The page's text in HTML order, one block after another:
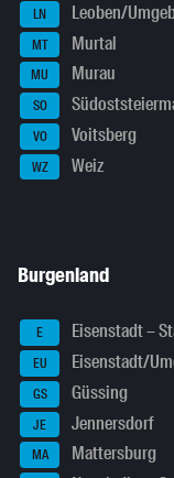
LN Leoben/
MT Murtal
MU Murau
SO
VO Voitsberg
WZ Weiz
Burgenland
E Eisenstadt –
EU Eisenstadt/
GS Güssing
JE Jennersdorf
MA Mattersburg